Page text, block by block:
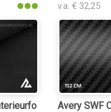
v.a. € 32,25
Avery SWF